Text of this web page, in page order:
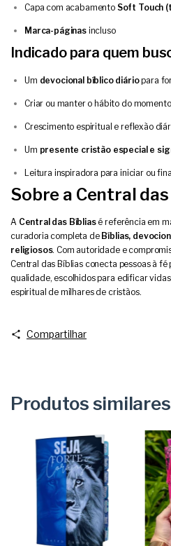
Capa com acabamento Soft Touch
Marca-páginasincluso
Indicado para quem
Um devocional bíblico diáriopara
Criar ou manter o hábito do
Crescimento espiritual e reflexão
Um presente cristão especial e
Leitura inspiradora para iniciar ou
Sobre a Central
A Central das Bíbliasé referência em
curadoria completa de Bíblias,
religiosos. Com autoridade e
Central das Bíblias conecta pessoas à
qualidade, escolhidos para edificar
espiritual de milhares de cristãos.
Compartilhar
Produtos similares